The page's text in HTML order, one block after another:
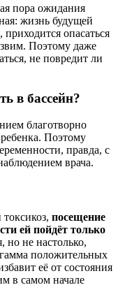
пора ожидания
жизнь будущей
опасаться
Поэтому даже
не повредит ли
в бассейн?
благотворно
Поэтому
правда, с
врача.
посещение
ей пойдёт только
но не настолько,
положительных
её от состояния
в самом начале